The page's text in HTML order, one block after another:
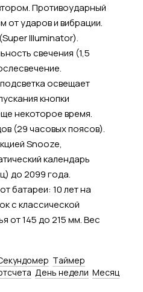
Противоударный
от ударов и вибрации.
Illuminator).
свечения (1,5
освещает
кнопки
некоторое время.
(29 часовых поясов).
Snooze,
календарь
до 2099 года.
батареи: 10 лет на
с классической
от 145 до 215 мм. Вес
Tаймер
День недели Месяц